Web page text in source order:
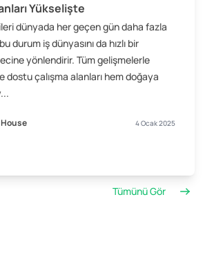
Yükselişte
dünyada her geçen gün daha fazla
durum iş dünyasını da hızlı bir
yönlendirir. Tüm gelişmelerle
dostu çalışma alanları hem doğaya
4 Ocak 2025
Tümünü Gör